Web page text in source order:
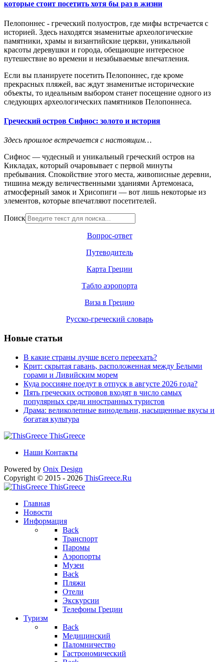
которые стоит посетить хотя бы раз в жизни
Пелопоннес - греческий полуостров, где мифы встречается с
историей. Здесь находятся знаменитые археологические
памятники, храмы и византийские церкви, уникальной
красоты деревушки и города, обещающие интересное
путешествие во времени и незабываемые впечатления.
Если вы планируете посетить Пелопоннес, где кроме
прекрасных пляжей, вас ждут знаменитые исторические
объекты, то идеальным выбором станет посещение одного из
следующих археологических памятников Пелопоннеса.
Греческий остров Сифнос: золото и история
Здесь прошлое встречается с настоящим…
Сифнос — чудесный и уникальный греческий остров на
Кикладах, который очаровывает с первой минуты
пребывания. Спокойствие этого места, живописные деревни,
тишина между величественными зданиями Артемонаса,
атмосферный замок и Хрисопиги — вот лишь некоторые из
элементов, которые впечатляют посетителей.
Поиск
Вопрос-ответ
Путеводитель
Карта Греции
Табло аэропорта
Виза в Грецию
Русско-греческий словарь
Новые статьи
В какие страны лучше всего переехать?
Крит: скрытая гавань, расположенная между Белыми
горами и Ливийским морем
Куда россияне поедут в отпуск в августе 2026 года?
Пять греческих островов входят в число самых
популярных среди иностранных туристов
Драма: великолепные винодельни, насыщенные вкусы и
богатая культура
ThisGreece
Наши Контакты
Powered by Onix Design
Copyright © 2015 - 2026 ThisGreece.Ru
ThisGreece
Главная
Новости
Информация
Back
Транспорт
Паромы
Аэропорты
Музеи
Back
Пляжи
Отели
Экскурсии
Телефоны Греции
Туризм
Back
Медицинский
Паломничество
Гастрономический